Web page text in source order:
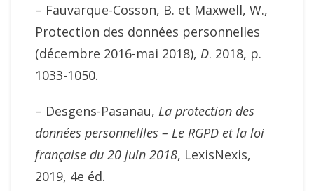
– Fauvarque-Cosson, B. et Maxwell, W.,
Protection des données personnelles
(décembre 2016-mai 2018), D. 2018, p.
1033-1050.
– Desgens-Pasanau, La protection des
données personnellles – Le RGPD et la loi
française du 20 juin 2018, LexisNexis,
2019, 4e éd.